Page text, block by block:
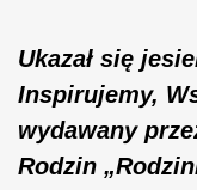
Ukazał się
Inspirujemy,
wydawany
Rodzin